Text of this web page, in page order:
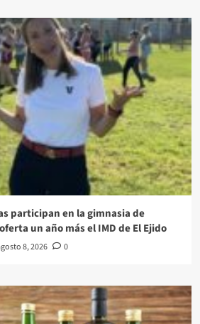
participan en la gimnasia de
un año más el IMD de El Ejido
8, 2026 0